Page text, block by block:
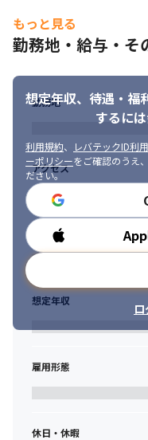
荷軽減を実現》
これまでバラバラに提供
行動検知などのAIを活用
報提供や、入居者との双
『OwlCare』は「エイジ
ています（2021年11月
催）。
2025年以降、介護施設・
を踏まえ、将来的には在
用いて予防医学への利活
ムを牽引いただける方
・当社のミッションに共
もっと見る
勤務地・給与・そ
想定年収、待遇・福
するに
利用規約、 レバテックID利
ーポリシーをご確認のうえ
ださい。
勤務地
アクセス
勤務時間
想定年収
雇用形態
休日・休暇